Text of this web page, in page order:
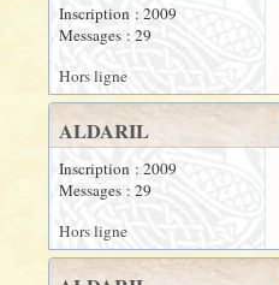
Inscription : 2009
Messages : 29
Hors ligne
ALDARIL
Inscription : 2009
Messages : 29
Hors ligne